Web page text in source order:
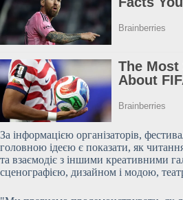
За інформацією організаторів,
головною ідеєю є показати, як
та взаємодіє з іншими креативними
сценографією, дизайном і модою,